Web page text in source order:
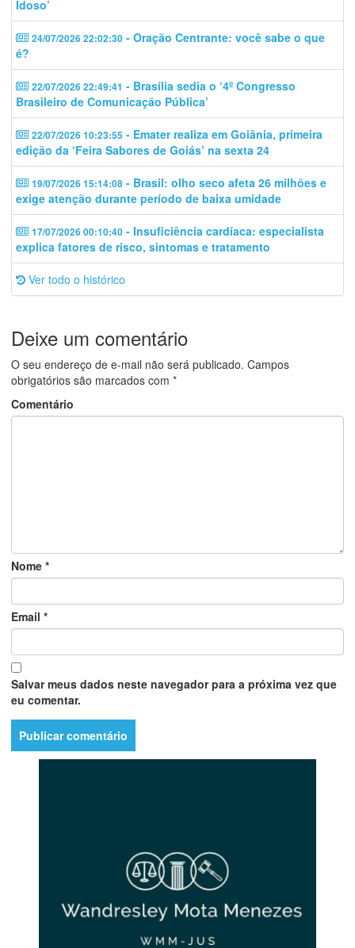
Idoso’
24/07/2026 22:02:30 - Oração Centrante: você sabe o que
é?
22/07/2026 22:49:41 - Brasília sedia o ‘4º Congresso
Brasileiro de Comunicação Pública’
22/07/2026 10:23:55 - Emater realiza em Goiânia, primeira
edição da ‘Feira Sabores de Goiás’ na sexta 24
19/07/2026 15:14:08 - Brasil: olho seco afeta 26 milhões e
exige atenção durante período de baixa umidade
17/07/2026 00:10:40 - Insuficiência cardíaca: especialista
explica fatores de risco, sintomas e tratamento
Ver todo o histórico
Deixe um comentário
O seu endereço de e-mail não será publicado. Campos
obrigatórios são marcados com *
Comentário
Nome *
Email *
Salvar meus dados neste navegador para a próxima vez que
eu comentar.